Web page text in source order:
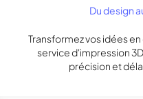
Du design
Transformez vos idées
service d'impression
précision et